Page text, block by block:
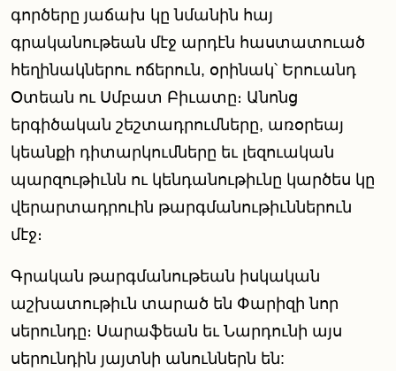
գործերը յաճախ կը նմանին հայ
գրականութեան մէջ արդէն հաստատուած
հեղինակներու ոճերուն, օրինակ՝ Երուանդ
Օտեան ու Սմբատ Բիւատը։ Անոնց
երգիծական շեշտադրումները, առօրեայ
կեանքի դիտարկումները եւ լեզուական
պարզութիւնն ու կենդանութիւնը կարծես կը
վերարտադրուին թարգմանութիւններուն
մէջ։
Գրական թարգմանութեան իսկական
աշխատութիւն տարած են Փարիզի նոր
սերունդը։ Սարաֆեան եւ Նարդունի այս
սերունդին յայտնի անուններն են: